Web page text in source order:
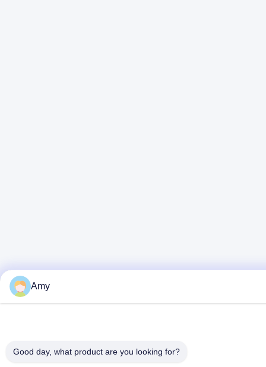
Amy
Good day, what product are you looking for?